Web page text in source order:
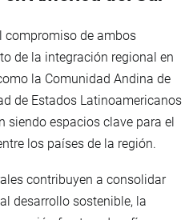
compromiso de ambos
de la integración regional en
la Comunidad Andina de
de Estados Latinoamericanos
siendo espacios clave para el
los países de la región.
contribuyen a consolidar
desarrollo sostenible, la